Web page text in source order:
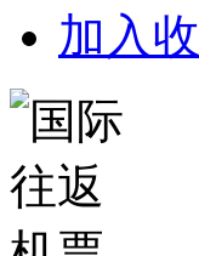
加入